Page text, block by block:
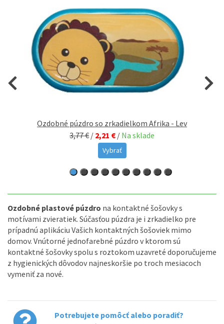
Ozdobné púzdro so zrkadielkom Afrika - Lev
3,77 € / 2,21 € / Na sklade
Vybrať
Ozdobné plastové púzdro na kontaktné šošovky s
motívami zvieratiek. Súčasťou púzdra je i zrkadielko pre
prípadnú aplikáciu Vašich kontaktných šošoviek mimo
domov. Vnútorné jednofarebné púzdro v ktorom sú
kontaktné šošovky spolu s roztokom uzavreté doporučujeme
z hygienických dôvodov najneskoršie po troch mesiacoch
vymeniť za nové.
Potrebujete pomôcť alebo poradiť?